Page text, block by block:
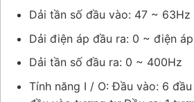
Dải tần số đầu vào: 47 ~ 63Hz
Dải điện áp đầu ra: 0 ~ điện
Dải tần số đầu ra: 0 ~ 400Hz
Tính năng I / O: Đầu vào: 6